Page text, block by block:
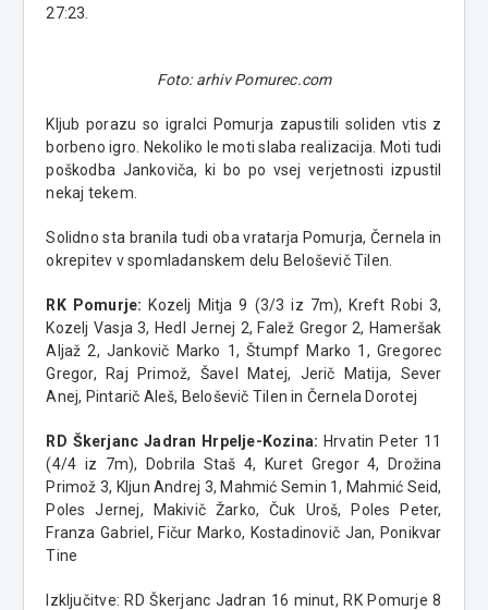
27:23.
Foto: arhiv Pomurec.com
Kljub porazu so igralci Pomurja zapustili soliden vtis z
borbeno igro. Nekoliko le moti slaba realizacija. Moti tudi
poškodba Jankoviča, ki bo po vsej verjetnosti izpustil
nekaj tekem.
Solidno sta branila tudi oba vratarja Pomurja, Černela in
okrepitev v spomladanskem delu Beloševič Tilen.
RK Pomurje: Kozelj Mitja 9 (3/3 iz 7m), Kreft Robi 3,
Kozelj Vasja 3, Hedl Jernej 2, Falež Gregor 2, Hameršak
Aljaž 2, Jankovič Marko 1, Štumpf Marko 1, Gregorec
Gregor, Raj Primož, Šavel Matej, Jerič Matija, Sever
Anej, Pintarič Aleš, Beloševič Tilen in Černela Dorotej
RD Škerjanc Jadran Hrpelje-Kozina: Hrvatin Peter 11
(4/4 iz 7m), Dobrila Staš 4, Kuret Gregor 4, Drožina
Primož 3, Kljun Andrej 3, Mahmić Semin 1, Mahmić Seid,
Poles Jernej, Makivič Žarko, Čuk Uroš, Poles Peter,
Franza Gabriel, Fičur Marko, Kostadinovič Jan, Ponikvar
Tine
Izključitve: RD Škerjanc Jadran 16 minut, RK Pomurje 8